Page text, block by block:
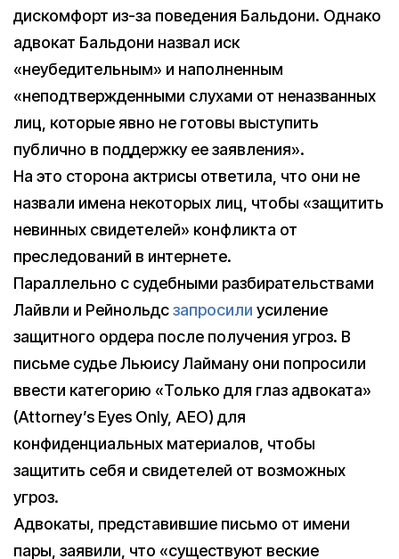
дискомфорт из-за поведения Бальдони. Однако
адвокат Бальдони назвал иск
«неубедительным» и наполненным
«неподтвержденными слухами от неназванных
лиц, которые явно не готовы выступить
публично в поддержку ее заявления».
На это сторона актрисы ответила, что они не
назвали имена некоторых лиц, чтобы «защитить
невинных свидетелей» конфликта от
преследований в интернете.
Параллельно с судебными разбирательствами
Лайвли и Рейнольдсзапросили усиление
защитного ордера после получения угроз. В
письме судье Льюису Лайману они попросили
ввести категорию «Только для глаз адвоката»
(Attorney’s Eyes Only, AEO) для
конфиденциальных материалов, чтобы
защитить себя и свидетелей от возможных
угроз.
Адвокаты, представившие письмо от имени
пары, заявили, что «существуют веские